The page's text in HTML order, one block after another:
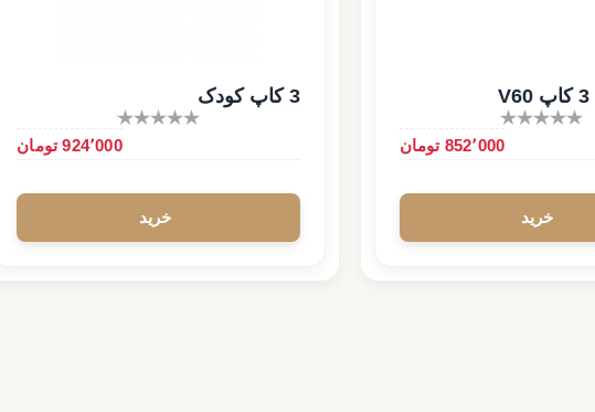
852٬000 تومان
3 کاپ کودک
924٬000 تومان